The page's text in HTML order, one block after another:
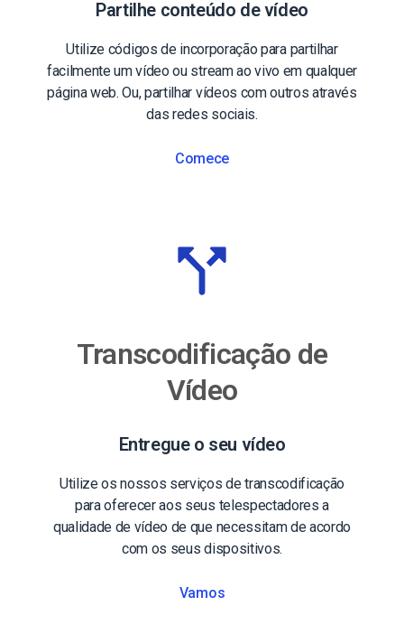
Partilhe conteúdo de vídeo
Utilize códigos de incorporação para partilhar
facilmente um vídeo ou stream ao vivo em qualquer
página web. Ou, partilhar vídeos com outros através
das redes sociais.
Comece
Transcodificação de
Vídeo
Entregue o seu vídeo
Utilize os nossos serviços de transcodificação
para oferecer aos seus telespectadores a
qualidade de vídeo de que necessitam de acordo
com os seus dispositivos.
Vamos